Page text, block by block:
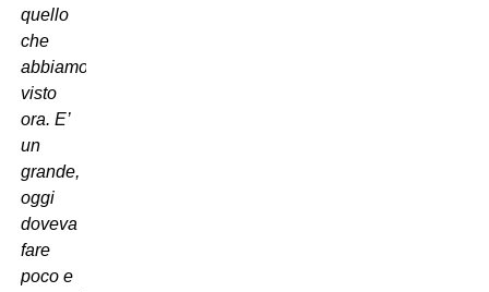
quello
che
abbiamo
visto
ora. E’
un
grande,
oggi
doveva
fare
poco e